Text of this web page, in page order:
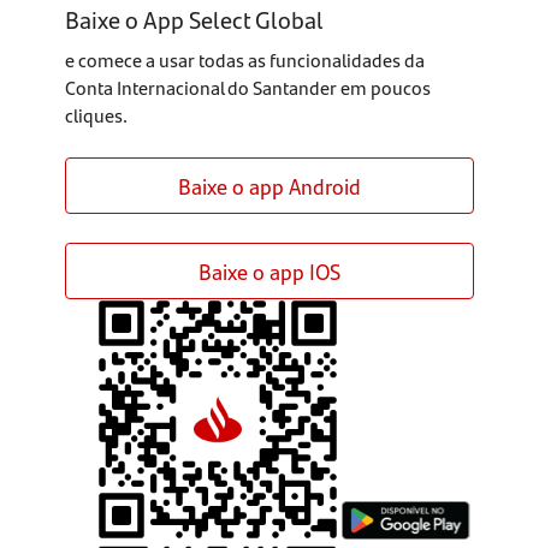
Baixe o App Select Global
e comece a usar todas as funcionalidades da
Conta Internacional do Santander em poucos
cliques.
Baixe o app Android
Baixe o app IOS